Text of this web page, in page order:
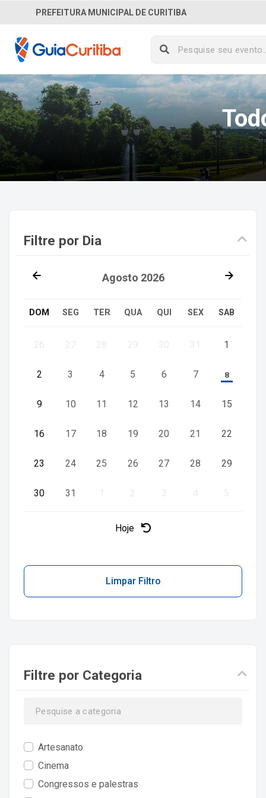
PREFEITURA MUNICIPAL DE CURITIBA
Filtre por Dia
Agosto 2026
DOM SEG TER QUA QUI SEX SAB
1
2 3 4 5 6 7 8
9 10 11 12 13 14 15
16 17 18 19 20 21 22
23 24 25 26 27 28 29
30 31
Hoje
Limpar Filtro
Filtre por Categoria
Artesanato
Cinema
Congressos e palestras